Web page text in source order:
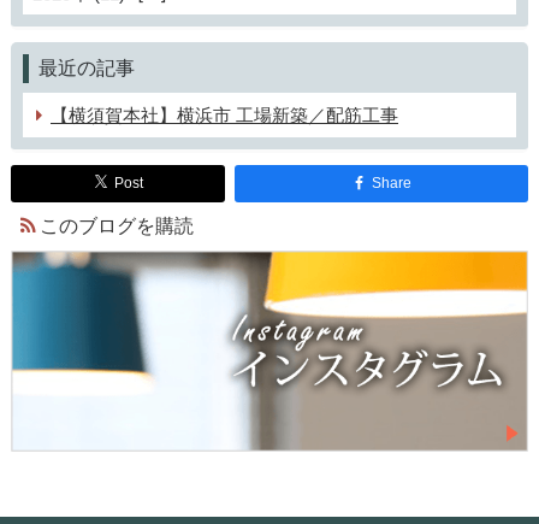
最近の記事
【横須賀本社】横浜市 工場新築／配筋工事
Post Share
このブログを購読